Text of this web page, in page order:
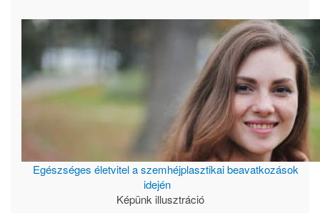
Egészséges életvitel a szemhéjplasztikai beavatkozások
idején
Képünk illusztráció